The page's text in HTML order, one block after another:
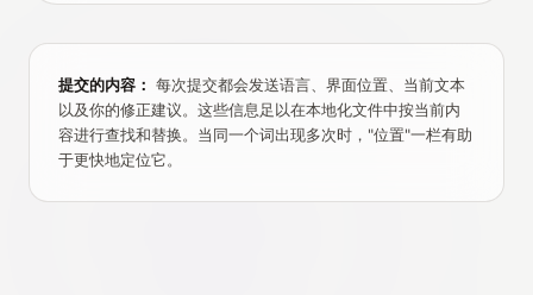
提交的内容： 每次提交都会发送语言、界面位置、当前文本
以及你的修正建议。这些信息足以在本地化文件中按当前内
容进行查找和替换。当同一个词出现多次时，"位置"一栏有助
于更快地定位它。